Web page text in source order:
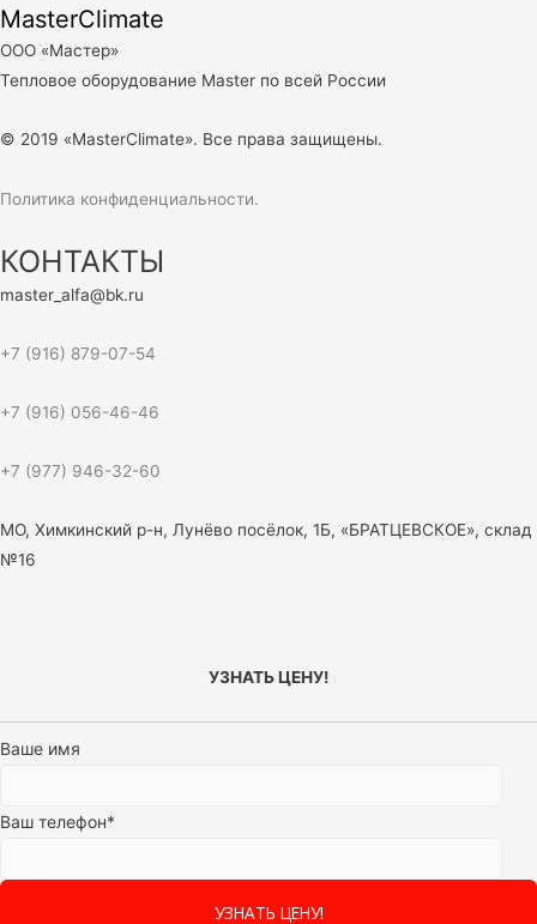
MasterClimate
ООО «Мастер»
Тепловое оборудование Master по всей России
© 2019 «MasterClimate». Все права защищены.
Политика конфиденциальности.
КОНТАКТЫ
master_alfa@bk.ru
+7 (916) 879-07-54
+7 (916) 056-46-46
+7 (977) 946-32-60
МО, Химкинский р-н, Лунёво посёлок, 1Б, «БРАТЦЕВСКОЕ», склад
№16
УЗНАТЬ ЦЕНУ!
Ваше имя
Ваш телефон*